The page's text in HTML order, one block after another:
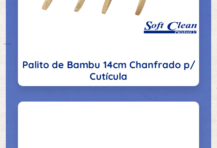
Palito de Bambu 14cm Chanfrado p/
Cutícula